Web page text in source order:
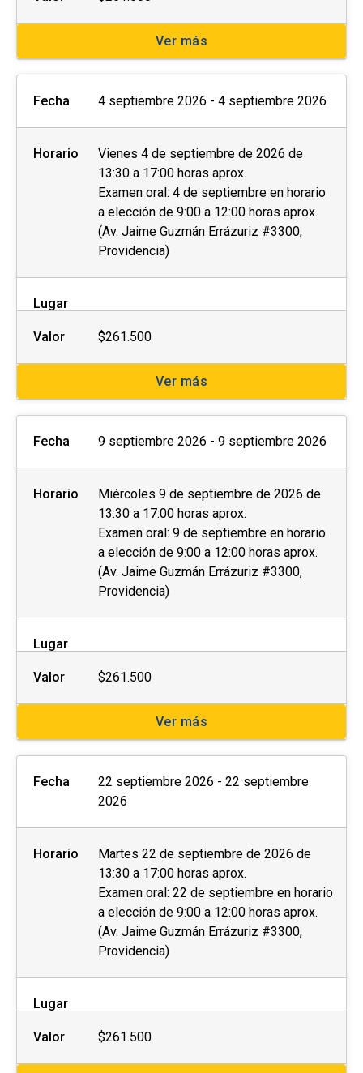
Ver más
Fecha 4 septiembre 2026 - 4 septiembre 2026
Horario
Vienes 4 de septiembre de 2026 de
13:30 a 17:00 horas aprox.
Examen oral: 4 de septiembre en horario
a elección de 9:00 a 12:00 horas aprox.
(Av. Jaime Guzmán Errázuriz #3300,
Providencia)
Lugar
Valor $261.500
Ver más
Fecha 9 septiembre 2026 - 9 septiembre 2026
Horario
Miércoles 9 de septiembre de 2026 de
13:30 a 17:00 horas aprox.
Examen oral: 9 de septiembre en horario
a elección de 9:00 a 12:00 horas aprox.
(Av. Jaime Guzmán Errázuriz #3300,
Providencia)
Lugar
Valor $261.500
Ver más
Fecha
22 septiembre 2026 - 22 septiembre
2026
Horario
Martes 22 de septiembre de 2026 de
13:30 a 17:00 horas aprox.
Examen oral: 22 de septiembre en horario
a elección de 9:00 a 12:00 horas aprox.
(Av. Jaime Guzmán Errázuriz #3300,
Providencia)
Lugar
Valor $261.500